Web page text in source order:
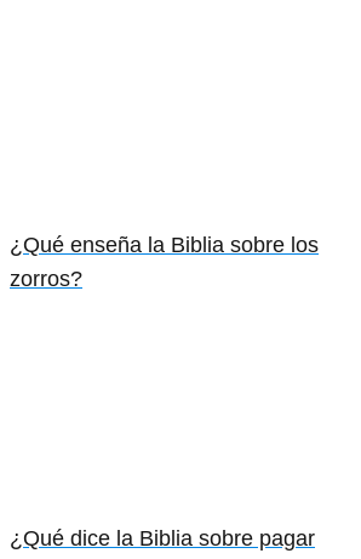
¿Qué enseña la Biblia sobre los
zorros?
¿Qué dice la Biblia sobre pagar